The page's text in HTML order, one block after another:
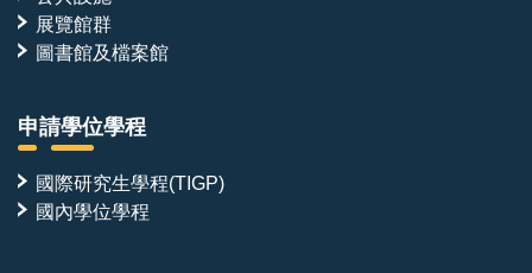
展覽館群
圖書館及檔案館
申請學位學程
國際研究生學程(TIGP)
國內學位學程